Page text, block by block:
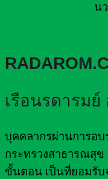
น
เรือนรดารมย์
บุคคลากรผ่านการอ
กระทรวงสาธารณสุข
ขั้นตอน เป็นที่ยอมรั